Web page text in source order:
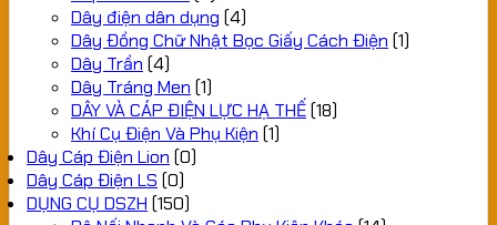
Dây điện dân dụng (4)
Dây Đồng Chữ Nhật Bọc Giấy Cách Điện (1)
Dây Trần (4)
Dây Tráng Men (1)
DÂY VÀ CÁP ĐIỆN LỰC HẠ THẾ(18)
Khí Cụ Điện Và Phụ Kiện (1)
Dây Cáp Điện Lion (0)
Dây Cáp Điện LS (0)
DỤNG CỤ DSZH (150)